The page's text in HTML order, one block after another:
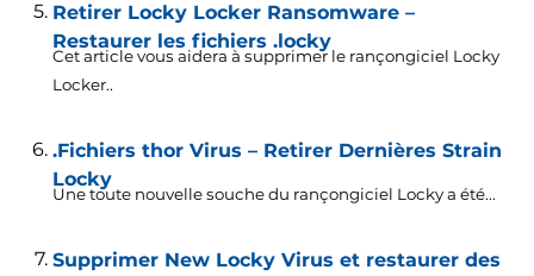
Retirer Locky Locker Ransomware –
Restaurer les fichiers .locky
Cet article vous aidera à supprimer le rançongiciel Locky
Locker..
.Fichiers thor Virus – Retirer Dernières Strain
Locky
Une toute nouvelle souche du rançongiciel Locky a été...
Supprimer New Locky Virus et restaurer des